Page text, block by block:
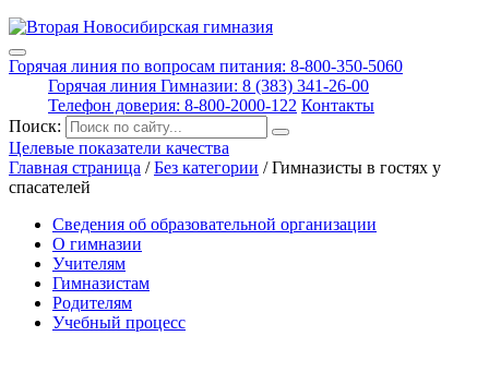
Горячая линия по вопросам питания: 8-800-350-5060
Горячая линия Гимназии: 8 (383) 341-26-00
Телефон доверия: 8-800-2000-122 Контакты
Поиск:
Целевые показатели качества
Главная страница /Без категории /Гимназисты в гостях у
спасателей
Сведения об образовательной организации
О гимназии
Учителям
Гимназистам
Родителям
Учебный процесс